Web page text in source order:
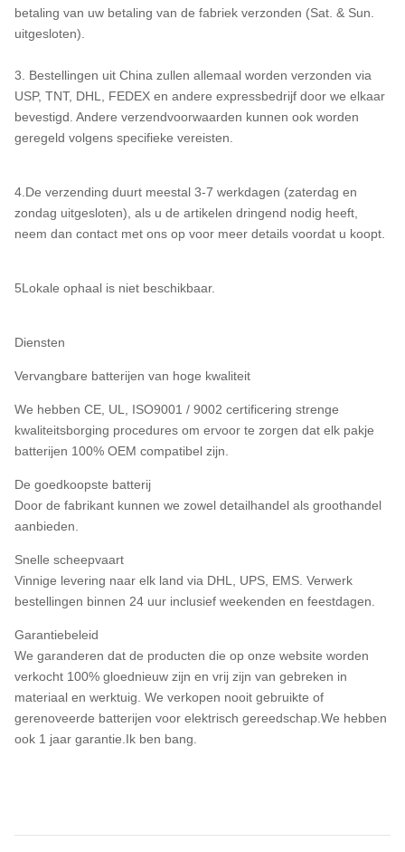
betaling van uw betaling van de fabriek verzonden (Sat. & Sun.
uitgesloten).
3. Bestellingen uit China zullen allemaal worden verzonden via
USP, TNT, DHL, FEDEX en andere expressbedrijf door we elkaar
bevestigd. Andere verzendvoorwaarden kunnen ook worden
geregeld volgens specifieke vereisten.
4.De verzending duurt meestal 3-7 werkdagen (zaterdag en
zondag uitgesloten), als u de artikelen dringend nodig heeft,
neem dan contact met ons op voor meer details voordat u koopt.
5Lokale ophaal is niet beschikbaar.
Diensten
Vervangbare batterijen van hoge kwaliteit
We hebben CE, UL, ISO9001 / 9002 certificering strenge
kwaliteitsborging procedures om ervoor te zorgen dat elk pakje
batterijen 100% OEM compatibel zijn.
De goedkoopste batterij
Door de fabrikant kunnen we zowel detailhandel als groothandel
aanbieden.
Snelle scheepvaart
Vinnige levering naar elk land via DHL, UPS, EMS. Verwerk
bestellingen binnen 24 uur inclusief weekenden en feestdagen.
Garantiebeleid
We garanderen dat de producten die op onze website worden
verkocht 100% gloednieuw zijn en vrij zijn van gebreken in
materiaal en werktuig. We verkopen nooit gebruikte of
gerenoveerde batterijen voor elektrisch gereedschap.We hebben
ook 1 jaar garantie.Ik ben bang.